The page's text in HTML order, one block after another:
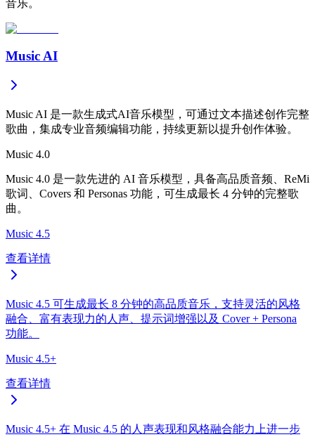
音乐。
Music AI
Music AI 是一款生成式AI音乐模型，可通过文本描述创作完整
歌曲，集成专业音频编辑功能，持续更新以提升创作体验。
Music 4.0
Music 4.0 是一款先进的 AI 音乐模型，具备高品质音频、ReMi
歌词、Covers 和 Personas 功能，可生成最长 4 分钟的完整歌
曲。
Music 4.5
查看详情
Music 4.5 可生成最长 8 分钟的高品质音乐，支持灵活的风格
融合、富有表现力的人声、提示词增强以及 Cover + Persona
功能。
Music 4.5+
查看详情
Music 4.5+ 在 Music 4.5 的人声表现和风格融合能力上进一步